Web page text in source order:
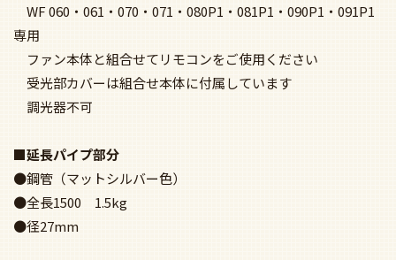
WF 060・061・070・071・080P1・081P1・090P1・091P1
専用
ファン本体と組合せてリモコンをご使用ください
受光部カバーは組合せ本体に付属しています
調光器不可
■延長パイプ部分
●鋼管（マットシルバー色）
●全長1500 1.5kg
●径27mm